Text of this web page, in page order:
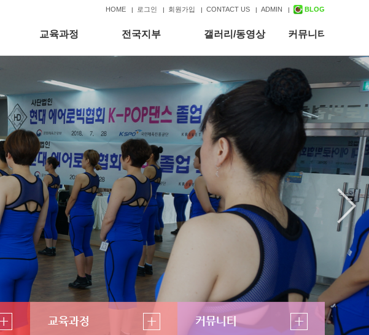
HOME | 로그인 | 회원가입 | CONTACT US | ADMIN | BLOG
교육과정
K-POP댄스
다이어트댄스
줌바
요가
필라테스
재즈댄스
라인댄스
실버라인댄스
노인건강댄스
점핑트램폴린
댄스웨이브
전국지부
전국지부(교육관)
전국지부 모집
갤러리(지부)
갤러리/동영상
갤러리(본회)
동영상(본회)
커뮤니티
공지사항
게시판